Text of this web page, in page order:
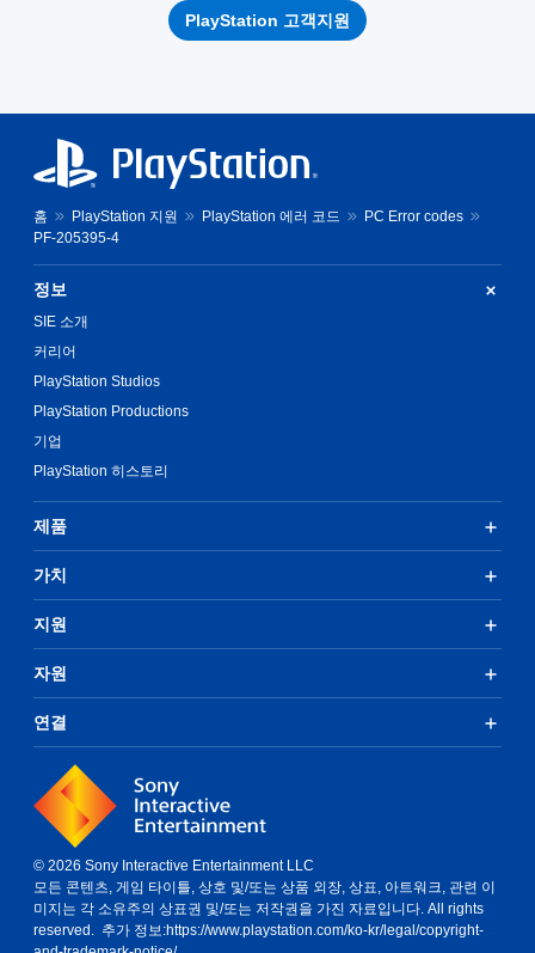
PlayStation 고객지원
홈 PlayStation 지원 PlayStation 에러 코드
PC Error codes
PF-205395-4
정보
SIE 소개
커리어
PlayStation Studios
PlayStation Productions
기업
PlayStation 히스토리
제품
가치
지원
자원
연결
© 2026 Sony Interactive Entertainment LLC
모든 콘텐츠, 게임 타이틀, 상호 및/또는 상품 외장, 상표, 아트워크, 관련 이
미지는 각 소유주의 상표권 및/또는 저작권을 가진 자료입니다. All rights
reserved. 추가 정보:https://www.playstation.com/ko-kr/legal/copyright-